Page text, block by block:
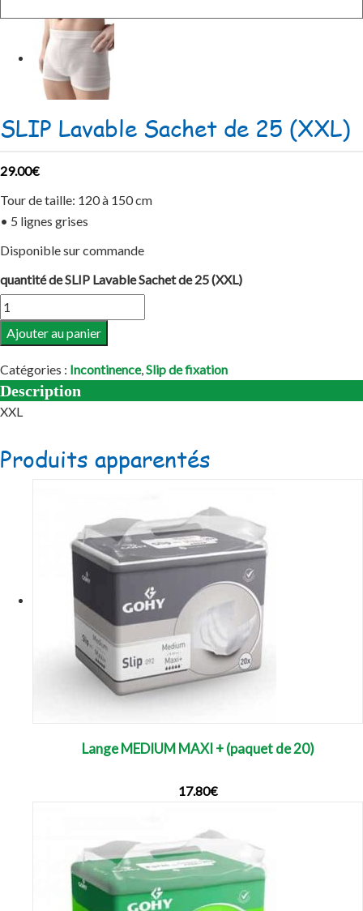
SLIP Lavable Sachet de 25 (XXL)
29.00€
Tour de taille: 120 à 150 cm
• 5 lignes grises
Disponible sur commande
quantité de SLIP Lavable Sachet de 25 (XXL)
Ajouter au panier
Catégories : Incontinence,Slip de fixation
Description
XXL
Produits apparentés
Lange MEDIUM MAXI + (paquet de 20)
17.80€